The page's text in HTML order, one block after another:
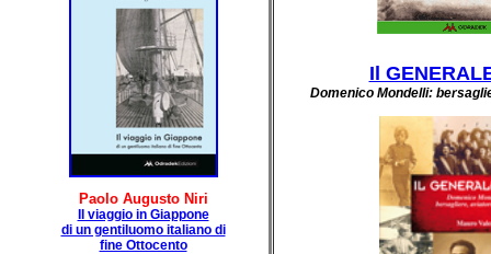
Paolo Augusto Niri
Il viaggio in Giappone
di un gentiluomo italiano di
fine Ottocento
Il
Domenico Mondelli: